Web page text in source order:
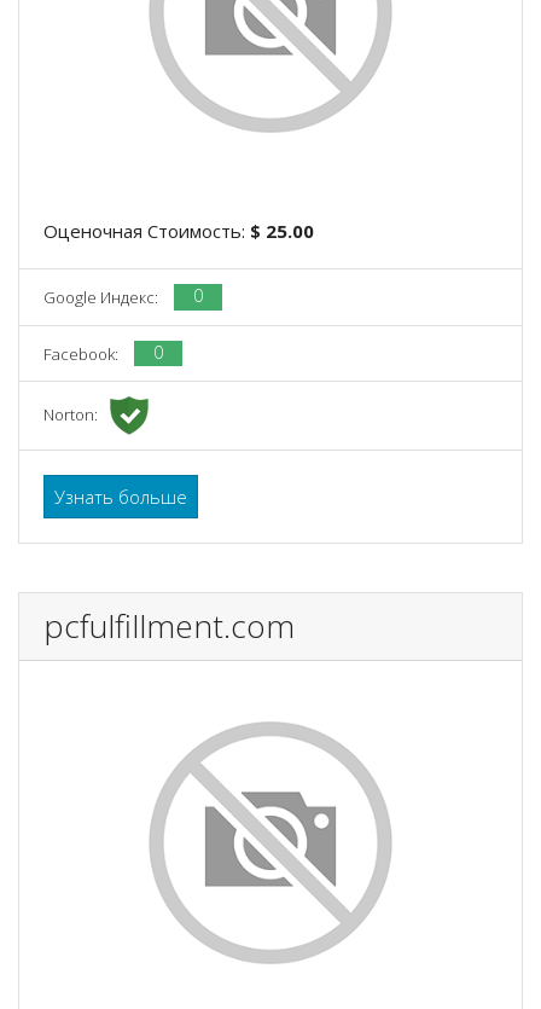
Оценочная Стоимость: $ 25.00
Google Индекс: 0
Facebook: 0
Norton:
Узнать больше
pcfulfillment.com